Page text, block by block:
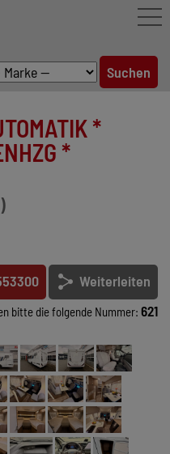
*
* M
Weiterleiten
bitte die folgende Nummer: 621